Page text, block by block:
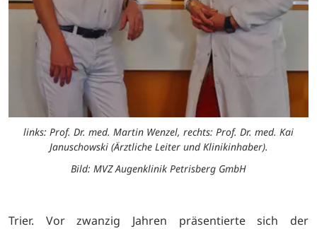
links: Prof. Dr. med. Martin Wenzel, rechts: Prof. Dr. med. Kai
Januschowski (Ärztliche Leiter und Klinikinhaber).
Bild: MVZ Augenklinik Petrisberg GmbH
Trier. Vor zwanzig Jahren präsentierte sich der